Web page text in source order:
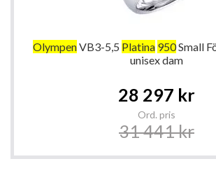
OlympenVB3-5,5 Platina 950Small
unisex dam
28 297 kr
Ord. pris
31 441 kr